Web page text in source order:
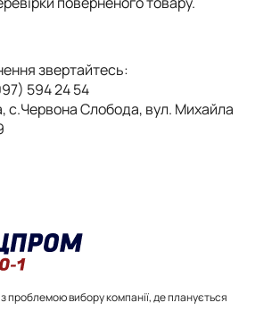
звертайтесь:
594 24 54
с.Червона Слобода, вул. Михайла
проблемою вибору компанії, де планується